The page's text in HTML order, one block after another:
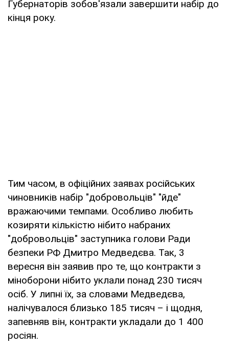
Губернаторів зобов'язали завершити набір до
кінця року.
Тим часом, в офіційних заявах російських
чиновників набір "добровольців" "йде"
вражаючими темпами. Особливо любить
козиряти кількістю нібито набраних
"добровольців" заступника голови Ради
безпеки РФ Дмитро Медведєва. Так, 3
вересня він заявив про те, що контракти з
міноборони нібито уклали понад 230 тисяч
осіб. У липні їх, за словами Медведєва,
налічувалося близько 185 тисяч – і щодня,
запевняв він, контракти укладали до 1 400
росіян.